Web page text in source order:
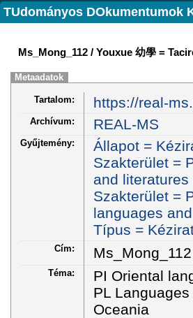
TUdományos DOkumentumok
Ms_Mong_112 / Youxue 幼學 =
Metaadatok
Tartalom: https://real-
Archívum: REAL-MS
Gyűjtemény:
Állapot =
Szakterület =
and
Szakterület =
languages
Típus =
Cím:
Téma:
PI Oriental
PL
Oceania